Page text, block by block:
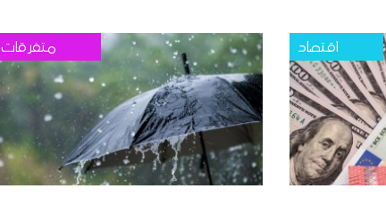
متفرقات اقتصاد